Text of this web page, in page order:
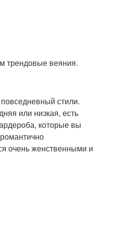
трендовые веяния.
стили.
или низкая, есть
которые вы
очень женственными и